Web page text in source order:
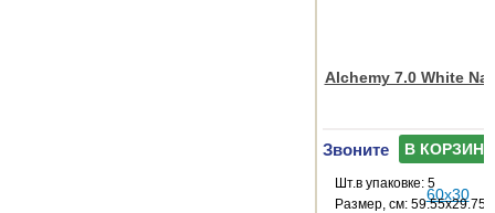
Alchemy 7.0 White
Звоните В КОРЗИНУ
Шт.в упаковке: 5
Размер, см: 59.55x29.75